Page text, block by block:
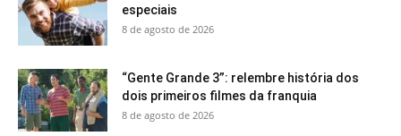
especiais
8 de agosto de 2026
“Gente Grande 3”: relembre história dos
dois primeiros filmes da franquia
8 de agosto de 2026